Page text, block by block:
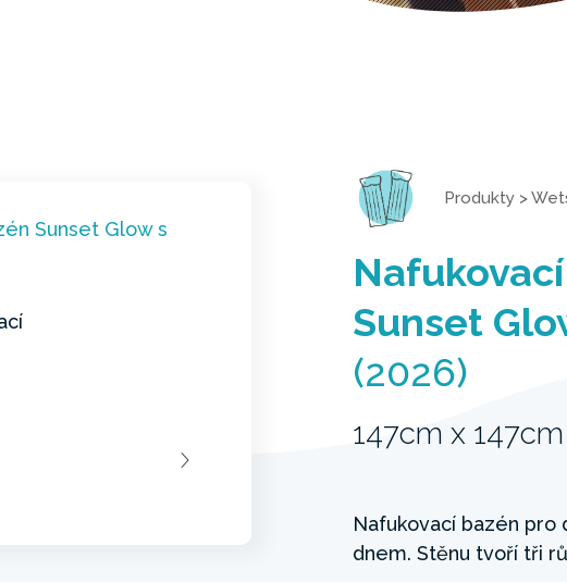
Produkty >
Sunset
(2026)
147cm x
Nafukovací bazén pro
dnem. Stěnu tvoří tři